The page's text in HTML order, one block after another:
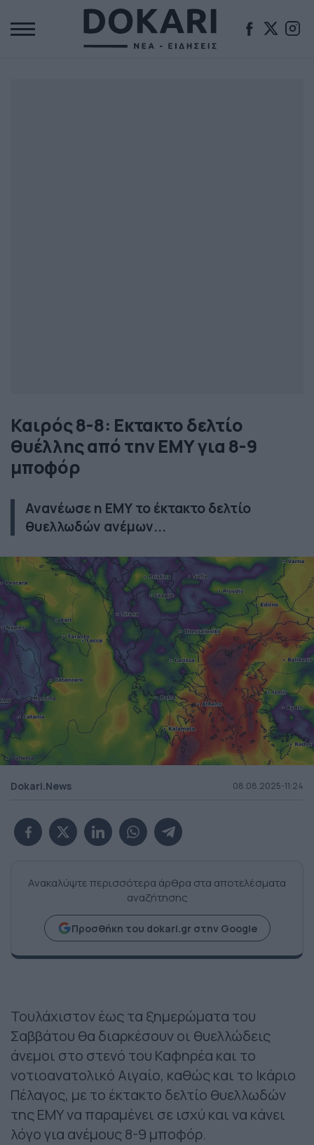
Καιρός 8-8: Εκτακτο δελτίο
θυέλλης από την ΕΜΥ για 8-9
μποφόρ
Ανανέωσε η ΕΜΥ το έκτακτο δελτίο
θυελλωδών ανέμων...
Dokari.News 08.08.2025-11:24
Ανακαλύψτε περισσότερα άρθρα στα αποτελέσματα
αναζήτησης
Προσθήκη του dokari.gr στην Google
Τουλάχιστον έως τα ξημερώματα του
Σαββάτου θα διαρκέσουν οι θυελλώδεις
άνεμοι στο στενό του Καφηρέα και το
νοτιοανατολικό Αιγαίο, καθώς και το Ικάριο
Πέλαγος, με το έκτακτο δελτίο θυελλωδών
της ΕΜΥ να παραμένει σε ισχύ και να κάνει
λόγο για ανέμους 8-9 μποφόρ.